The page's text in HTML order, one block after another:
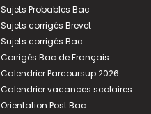
Sujets Probables Bac
Sujets corrigés Brevet
Sujets corrigés Bac
Corrigés Bac de Français
Calendrier Parcoursup 2026
Calendrier vacances scolaires
Orientation Post Bac